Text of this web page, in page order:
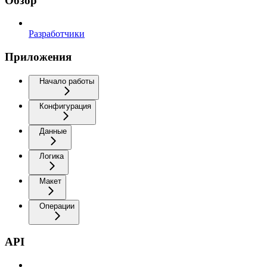
Разработчики
Приложения
Начало работы
Конфигурация
Данные
Логика
Макет
Операции
API